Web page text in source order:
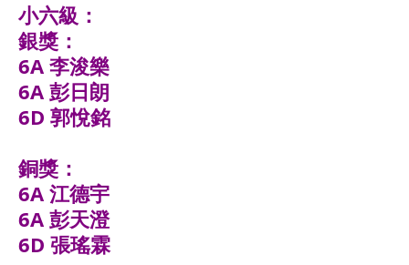
小六級：
銀獎：
6A 李浚樂
6A 彭日朗
6D 郭悅銘
銅獎：
6A 江德宇
6A 彭天澄
6D 張瑤霖